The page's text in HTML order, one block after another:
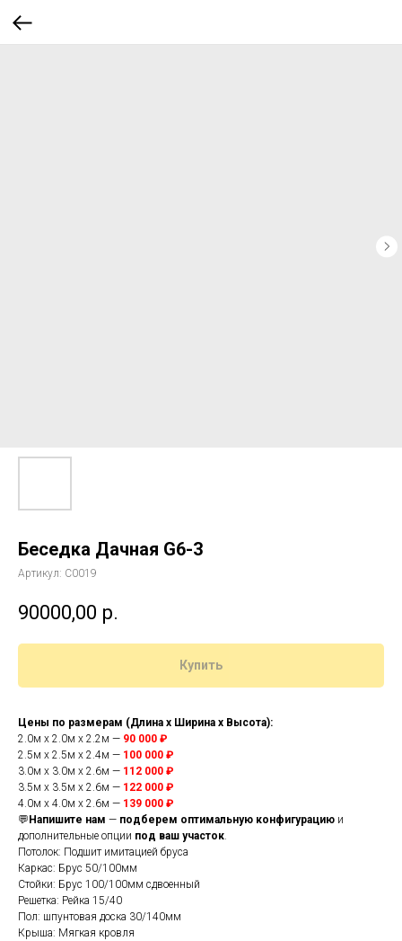
Беседка Дачная G6-3
Артикул: C0019
90000,00 р.
Купить
Цены по размерам (Длина x Ширина x Высота):
2.0м x 2.0м x 2.2м — 90 000 ₽
2.5м x 2.5м x 2.4м — 100 000 ₽
3.0м x 3.0м x 2.6м — 112 000 ₽
3.5м x 3.5м x 2.6м — 122 000 ₽
4.0м x 4.0м x 2.6м — 139 000 ₽
💬 Напишите нам — подберем оптимальную конфигурацию и
дополнительные опции под ваш участок.
Потолок: Подшит имитацией бруса
Каркас: Брус 50/100мм
Стойки: Брус 100/100мм сдвоенный
Решетка: Рейка 15/40
Пол: шпунтовая доска 30/140мм
Крыша: Мягкая кровля